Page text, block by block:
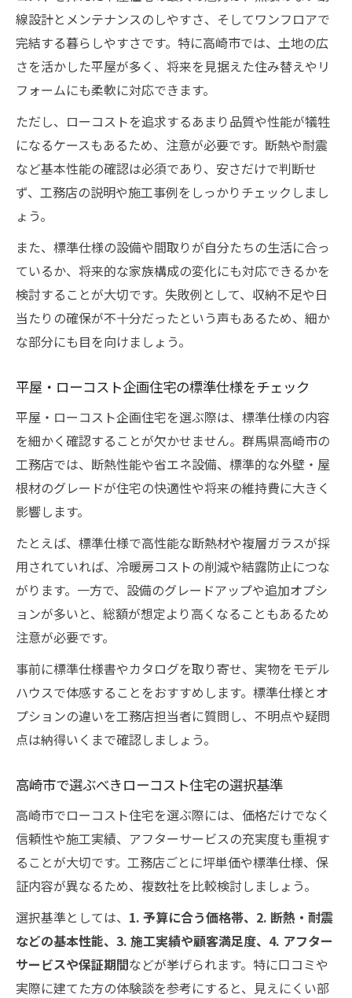
線設計とメンテナンスのしやすさ、そしてワンフロアで
完結する暮らしやすさです。特に高崎市では、土地の広
さを活かした平屋が多く、将来を見据えた住み替えやリ
フォームにも柔軟に対応できます。
ただし、ローコストを追求するあまり品質や性能が犠牲
になるケースもあるため、注意が必要です。断熱や耐震
など基本性能の確認は必須であり、安さだけで判断せ
ず、工務店の説明や施工事例をしっかりチェックしまし
ょう。
また、標準仕様の設備や間取りが自分たちの生活に合っ
ているか、将来的な家族構成の変化にも対応できるかを
検討することが大切です。失敗例として、収納不足や日
当たりの確保が不十分だったという声もあるため、細か
な部分にも目を向けましょう。
平屋・ローコスト企画住宅の標準仕様をチェック
平屋・ローコスト企画住宅を選ぶ際は、標準仕様の内容
を細かく確認することが欠かせません。群馬県高崎市の
工務店では、断熱性能や省エネ設備、標準的な外壁・屋
根材のグレードが住宅の快適性や将来の維持費に大きく
影響します。
たとえば、標準仕様で高性能な断熱材や複層ガラスが採
用されていれば、冷暖房コストの削減や結露防止につな
がります。一方で、設備のグレードアップや追加オプシ
ョンが多いと、総額が想定より高くなることもあるため
注意が必要です。
事前に標準仕様書やカタログを取り寄せ、実物をモデル
ハウスで体感することをおすすめします。標準仕様とオ
プションの違いを工務店担当者に質問し、不明点や疑問
点は納得いくまで確認しましょう。
高崎市で選ぶべきローコスト住宅の選択基準
高崎市でローコスト住宅を選ぶ際には、価格だけでなく
信頼性や施工実績、アフターサービスの充実度も重視す
ることが大切です。工務店ごとに坪単価や標準仕様、保
証内容が異なるため、複数社を比較検討しましょう。
選択基準としては、 1. 予算に合う価格帯、2. 断熱・耐震
などの基本性能、3. 施工実績や顧客満足度、4. アフター
サービスや保証期間などが挙げられます。特に口コミや
実際に建てた方の体験談を参考にすると、見えにくい部